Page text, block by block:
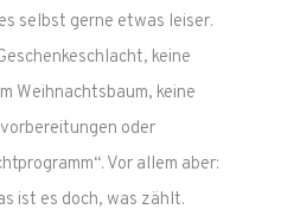
selbst gerne etwas leiser.
keine
Weihnachtsbaum, keine
oder
Vor allem aber:
ist es doch, was zählt.